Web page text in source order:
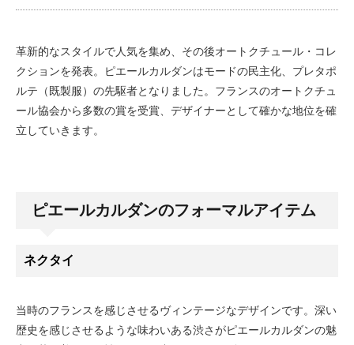
革新的なスタイルで人気を集め、その後オートクチュール・コレ
クションを発表。ピエールカルダンはモードの民主化、プレタポ
ルテ（既製服）の先駆者となりました。フランスのオートクチュ
ール協会から多数の賞を受賞、デザイナーとして確かな地位を確
立していきます。
ピエールカルダンのフォーマルアイテム
ネクタイ
当時のフランスを感じさせるヴィンテージなデザインです。深い
歴史を感じさせるような味わいある渋さがピエールカルダンの魅